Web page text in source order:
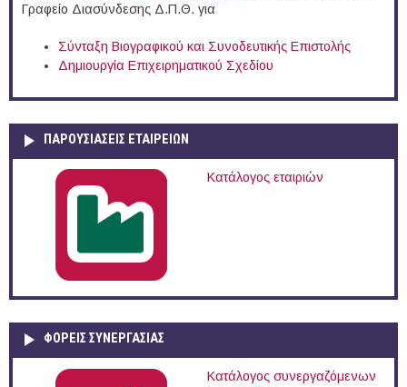
Γραφείο Διασύνδεσης Δ.Π.Θ. για
Σύνταξη Βιογραφικού και Συνοδευτικής Επιστολής
Δημιουργία Επιχειρηματικού Σχεδίου
ΠΑΡΟΥΣΙΆΣΕΙΣ ΕΤΑΙΡΕΙΏΝ
Κατάλογος εταιριών
ΦΟΡΕΙΣ ΣΥΝΕΡΓΑΣΙΑΣ
Κατάλογος συνεργαζόμενων